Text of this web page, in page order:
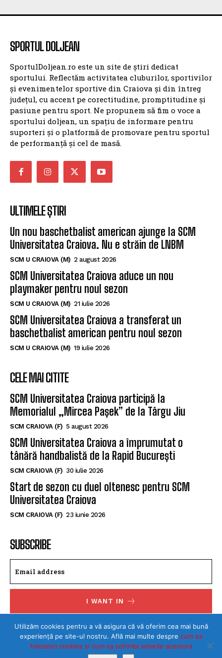
SPORTUL DOLJEAN
SportulDoljean.ro este un site de știri dedicat
sportului. Reflectăm activitatea cluburilor, sportivilor
și evenimentelor sportive din Craiova și din întreg
județul, cu accent pe corectitudine, promptitudine și
pasiune pentru sport. Ne propunem să fim o voce a
sportului doljean, un spațiu de informare pentru
suporteri și o platformă de promovare pentru sportul
de performanță și cel de masă.
ULTIMELE ȘTIRI
Un nou baschetbalist american ajunge la SCM
Universitatea Craiova. Nu e străin de LNBM
SCM U CRAIOVA (M) 2 august 2026
SCM Universitatea Craiova aduce un nou
playmaker pentru noul sezon
SCM U CRAIOVA (M) 21 iulie 2026
SCM Universitatea Craiova a transferat un
baschetbalist american pentru noul sezon
SCM U CRAIOVA (M) 19 iulie 2026
CELE MAI CITITE
SCM Universitatea Craiova participă la
Memorialul „Mircea Pașek” de la Târgu Jiu
SCM CRAIOVA (F) 5 august 2026
SCM Universitatea Craiova a împrumutat o
tânără handbalistă de la Rapid București
SCM CRAIOVA (F) 30 iulie 2026
Start de sezon cu duel oltenesc pentru SCM
Universitatea Craiova
SCM CRAIOVA (F) 23 iunie 2026
SUBSCRIBE
I WANT IN
I've read and accept thePrivacy Policy.
Utilizăm cookies pentru a vă asigura că vă oferim cea mai bună
experiență pe site-ul nostru. Află mai multe despre cum sa
folosesti cookies si cum sa schimbi setarile acestora